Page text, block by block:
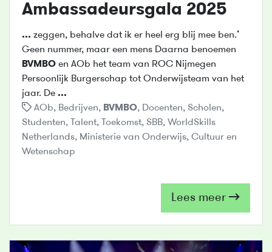
Ambassadeursgala 2025
... zeggen, behalve dat ik er heel erg blij mee ben.’
Geen nummer, maar een mens Daarna benoemen
BVMBO en AOb het team van ROC Nijmegen
Persoonlijk Burgerschap tot Onderwijsteam van het
jaar. De ...
AOb, Bedrijven, BVMBO, Docenten, Scholen,
Studenten, Talent, Toekomst, SBB, WorldSkills
Netherlands, Ministerie van Onderwijs, Cultuur en
Wetenschap
Lees meer